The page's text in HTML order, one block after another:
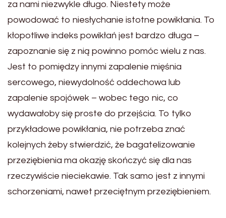
za nami niezwykle długo. Niestety może
powodować to niesłychanie istotne powikłania. To
kłopotliwe indeks powikłań jest bardzo długa –
zapoznanie się z nią powinno pomóc wielu z nas.
Jest to pomiędzy innymi zapalenie mięśnia
sercowego, niewydolność oddechowa lub
zapalenie spojówek – wobec tego nic, co
wydawałoby się proste do przejścia. To tylko
przykładowe powikłania, nie potrzeba znać
kolejnych żeby stwierdzić, że bagatelizowanie
przeziębienia ma okazję skończyć się dla nas
rzeczywiście nieciekawie. Tak samo jest z innymi
schorzeniami, nawet przeciętnym przeziębieniem.